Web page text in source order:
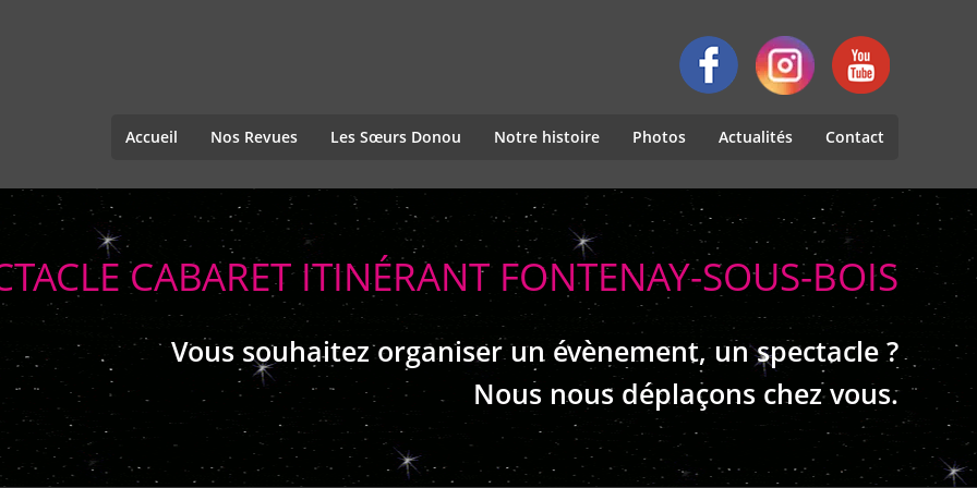
Accueil Nos Revues Les Sœurs Donou Notre histoire Photos Actualités Contact
CABARET ITINÉRANT FONTENAY-SOUS-BOIS
Vous souhaitez organiser un évènement, un spectacle ?
Nous nous déplaçons chez vous.